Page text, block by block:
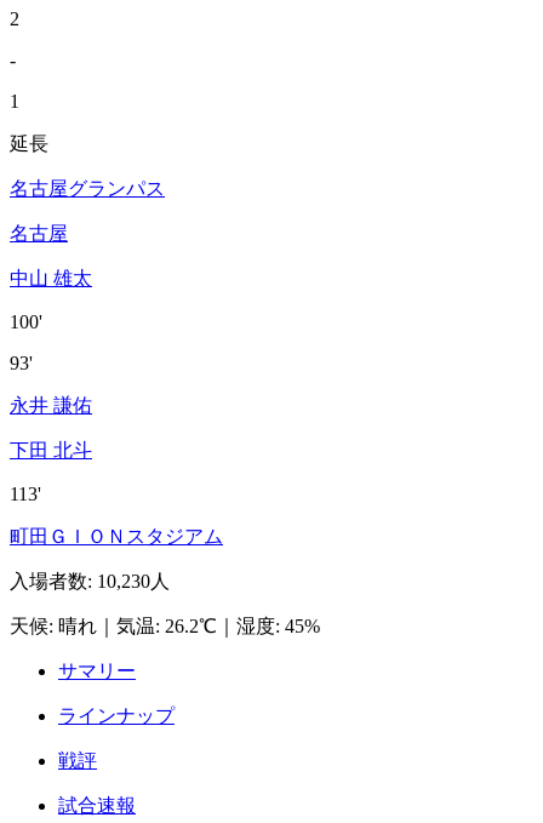
2
-
1
延長
名古屋グランパス
名古屋
中山 雄太
100'
93'
永井 謙佑
下田 北斗
113'
町田ＧＩＯＮスタジアム
入場者数: 10,230人
天候: 晴れ 気温: 26.2℃ 湿度: 45%
サマリー
ラインナップ
戦評
試合速報